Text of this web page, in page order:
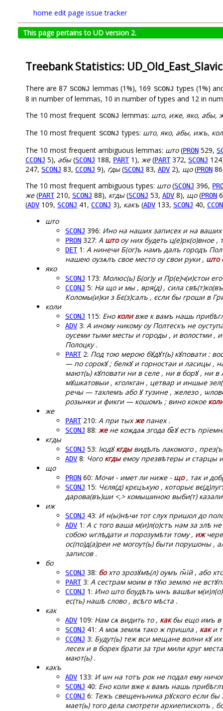
home edit page issue tracker
This page pertains to UD version 2.
Treebank Statistics:
There are 87 SCONJ lemmas (1%), 169 SCONJ types (1%)
8 in number of lemmas, 10 in number of types and 12 in
The 10 most frequent SCONJ lemmas: што, иже, яко, абы,
The 10 most frequent SCONJ types: што, яко, абы, ижъ,
The 10 most frequent ambiguous lemmas: што(PRON 529,
CCONJ 5), абы(SCONJ 188, PART1), же(PART372, SCONJ
247, SCONJ 83, CCONJ 9), ґды(SCONJ 83, ADV 2), що(PRON
The 10 most frequent ambiguous types: што(SCONJ 396,
же(PART210, SCONJ 88), кгды(SCONJ 53, ADV 8), що(PRON
(ADV 109, SCONJ 41, CCONJ 3), какъ (ADV 133, SCONJ 40,
што
SCONJ 396: Ино на наших записех и на ваших
PRON 327: А штооу них будеть ц(е)рк(о)вное
DET1: А нинечи Б(ог)ъ намъ далъ городъ
нашею оузѧлъ свое место оу свои руки , што
яко
SCONJ 173: Молюс(ь) Б(ог)у и Пр(е)ч(и)стои
CCONJ 5: На що и мы , вря(д) , сила
Коломы(и)ки з Бє(з)салъ , єсли бы гроши в
коли
SCONJ 115: Ено коливже к вамъ нашь
ADV 3: А иному никому оу Полтескъ не
оусеми тыми месты и городы , и волостми
Полоцку .
PART2: Под тою мерою бꙋдꙋт(ь) кꙋповати :
— по сорокꙋ ; белкꙋ и горностаи и ласицы ,
мают(ь) кꙋповати ни в селе , ни в борꙋ , ни в
мꙋшкатовыи , кголкган , цетвар и иншые
речы — тахлемъ або ꙋ тузине , железо ,
розынки и фикги — кошомъ ; вино кокое
же
PART210: А при тыхжепанех .
SCONJ 88: жене кождаѧ згода бг̃ꙋ естъ
кгды
SCONJ 53: Іюдꙋкгдывидѣлъ лакомого ,
ADV 8: Чого кгдыемоу презвѣтеры и старцы
що
PRON 60: Мочи - имет ли ниже - що, так и
SCONJ 15: Чєля(д) крєцъкую , которыє
дарова(въ)ши <,> комышиною выби(т)
иж
SCONJ 43: И н(ы)нѣчи тот слух пришол до
ADV 1: А с того ваша м(и)л(о)стъ нам за злѣ
собою ѡглѣдати и порозумѣти тому , иж
ос(по)д(а)реи не могоут(ь) быти порушоны ,
записов .
бо
SCONJ 38: бохто зрозꙋмѣ(л) оумъ гн̃їй , або
PART3: А сестрам моим в тꙋю землю не
CCONJ 1: Ино што боудѣть ѡнъ вашѣи
ес(ть) нашѣ слово , всѣго мѣста .
как
ADV 109: Нам сѧ видить то , какбы ещо имъ в
SCONJ 41: А моѧ землѧ тако ж пришла , каки
CCONJ 3: Будут(ь) теж вси мещане волни кꙋ
лесех и в борех брати за три мили круг
мают(ь) .
какъ
ADV 133: И ѡн на тотъ рок не подал ему
SCONJ 40: Ено коли вже к вамъ нашь
CCONJ 6: Тежъ свещенъника рꙋского если
мает(ь) того дела смотрети архиепископъ ,